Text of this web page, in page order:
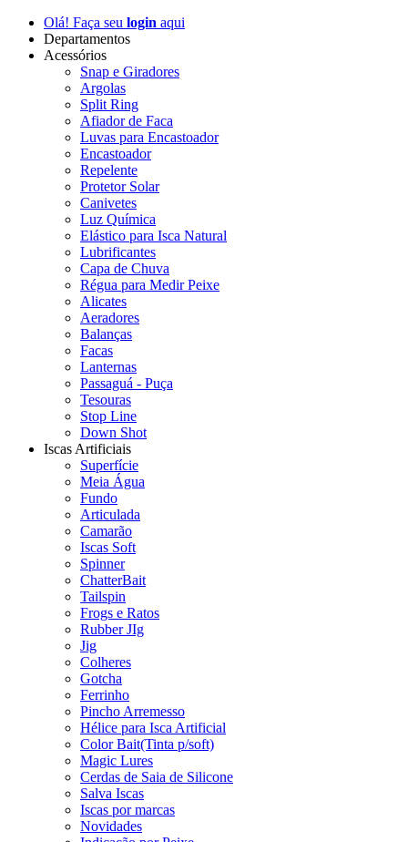
Olá! Faça seu login aqui
Departamentos
Acessórios
Snap e Giradores
Argolas
Split Ring
Afiador de Faca
Luvas para Encastoador
Encastoador
Repelente
Protetor Solar
Canivetes
Luz Química
Elástico para Isca Natural
Lubrificantes
Capa de Chuva
Régua para Medir Peixe
Alicates
Aeradores
Balanças
Facas
Lanternas
Passaguá - Puça
Tesouras
Stop Line
Down Shot
Iscas Artificiais
Superfície
Meia Água
Fundo
Articulada
Camarão
Iscas Soft
Spinner
ChatterBait
Tailspin
Frogs e Ratos
Rubber JIg
Jig
Colheres
Gotcha
Ferrinho
Pincho Arremesso
Hélice para Isca Artificial
Color Bait(Tinta p/soft)
Magic Lures
Cerdas de Saia de Silicone
Salva Iscas
Iscas por marcas
Novidades